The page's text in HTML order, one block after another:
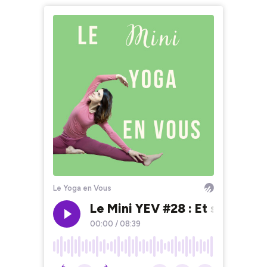
Le Yoga en Vous
Le Mini YEV #28 : Et si on
00:00 / 08:39